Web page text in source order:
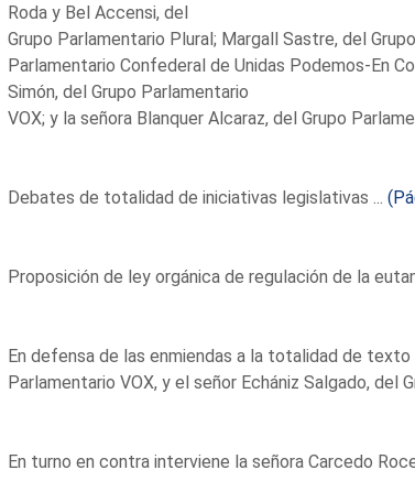
Roda y Bel Accensi, del
Grupo Parlamentario Plural; Margall Sastre, del
Parlamentario Confederal de Unidas Podemos-En
Simón, del Grupo Parlamentario
VOX; y la señora Blanquer Alcaraz, del Grupo
Debates de totalidad de iniciativas legislativas ...
Proposición de ley orgánica de regulación de la
En defensa de las enmiendas a la totalidad de
Parlamentario VOX, y el señor Echániz Salgado, del
En turno en contra interviene la señora Carcedo